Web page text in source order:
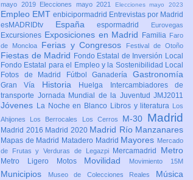
mayo 2019
Elecciones mayo 2021 Elecciones mayo 2023
Empleo EMT enbicipormadrid Entrevistas por Madrid
esMADRIDtv Españaespormadrid Eurovegas
Excursiones Exposiciones en Madrid Familia Faro
de Moncloa
Ferias y Congresos Festival de Otoño
Fiestas de Madrid Fondo Estatal de Inversión Local
Fondo Estatal para el Empleo y la Sostenibilidad Local
Fotos de Madrid
FútbolGanaderíaGastronomía
Gran Vía Historia Huelga
Intercambiadores de
transporte Jornada Mundial de la Juventud JMJ2011
Jóvenes La Noche en Blanco Libros y literatura
Los
Ahijones
Los Berrocales Los Cerros M-30 Madrid
Madrid 2016 Madrid 2020 Madrid Río Manzanares
Mapas de Madrid Matadero Madrid Mayores Mercado
de Frutas y Verduras de Legazpi
Mercamadrid Metro
Metro Ligero Motos Movilidad Movimiento 15M
Municipios Museo de Colecciones Reales Música